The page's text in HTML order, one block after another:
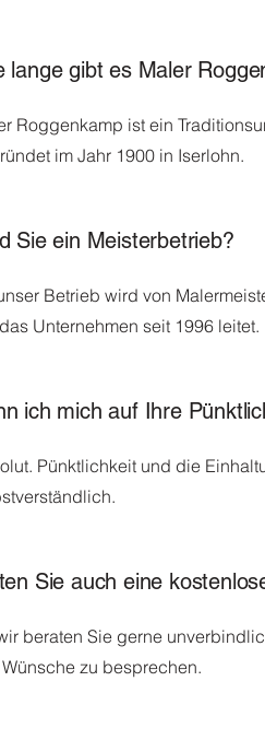
lange gibt es Maler
Roggenkamp ist ein
im Jahr 1900 in Iserlohn.
Sie ein Meisterbetrieb?
Betrieb wird von
Unternehmen seit 1996 leitet.
ich mich auf Ihre
Pünktlichkeit und die
Sie auch eine
beraten Sie gerne
Wünsche zu besprechen.